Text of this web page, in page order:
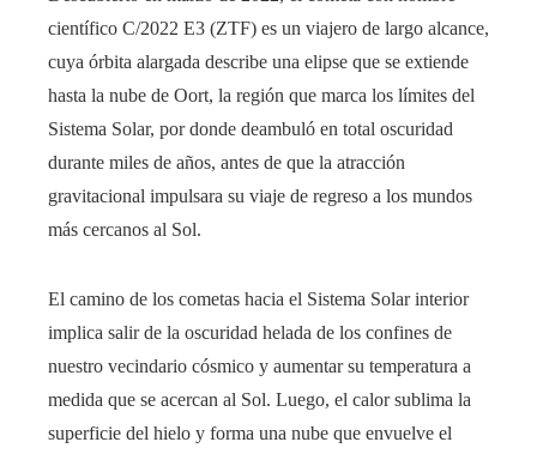
científico C/2022 E3 (ZTF) es un viajero de largo alcance,
cuya órbita alargada describe una elipse que se extiende
hasta la nube de Oort, la región que marca los límites del
Sistema Solar, por donde deambuló en total oscuridad
durante miles de años, antes de que la atracción
gravitacional impulsara su viaje de regreso a los mundos
más cercanos al Sol.
El camino de los cometas hacia el Sistema Solar interior
implica salir de la oscuridad helada de los confines de
nuestro vecindario cósmico y aumentar su temperatura a
medida que se acercan al Sol. Luego, el calor sublima la
superficie del hielo y forma una nube que envuelve el